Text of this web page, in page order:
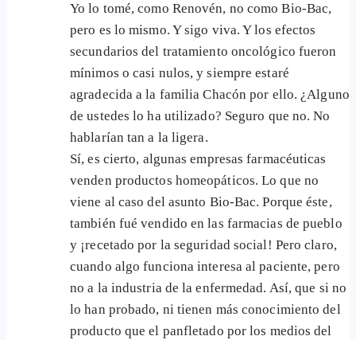
Yo lo tomé, como Renovén, no como Bio-Bac,
pero es lo mismo. Y sigo viva. Y los efectos
secundarios del tratamiento oncológico fueron
mínimos o casi nulos, y siempre estaré
agradecida a la familia Chacón por ello. ¿Alguno
de ustedes lo ha utilizado? Seguro que no. No
hablarían tan a la ligera.
Sí, es cierto, algunas empresas farmacéuticas
venden productos homeopáticos. Lo que no
viene al caso del asunto Bio-Bac. Porque éste,
también fué vendido en las farmacias de pueblo
y ¡recetado por la seguridad social! Pero claro,
cuando algo funciona interesa al paciente, pero
no a la industria de la enfermedad. Así, que si no
lo han probado, ni tienen más conocimiento del
producto que el panfletado por los medios del